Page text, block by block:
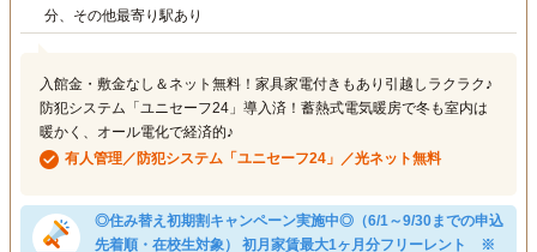
分、その他最寄り駅あり
入館金・敷金なし＆ネット無料！家具家電付きもあり引越しラクラク♪
防犯システム「ユニセーフ24」導入済！蓄熱式電気暖房で冬も室内は
暖かく、オール電化で経済的♪
有人管理／防犯システム「ユニセーフ24」／光ネット無料
◎住み替え初期割キャンペーン実施中◎（6/1～9/30までの申込
先着順・在校生対象） 初月家賃最大1ヶ月分フリーレント ※